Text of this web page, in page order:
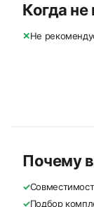
Когда
✕Не
Почему
✓
✓Подбор